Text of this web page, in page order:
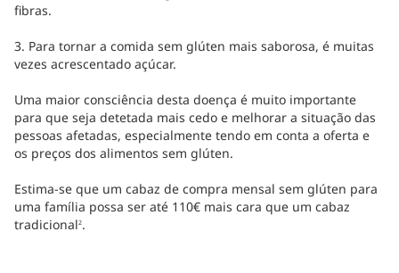
fibras.
3. Para tornar a comida sem glúten mais saborosa, é muitas
vezes acrescentado açúcar.
Uma maior consciência desta doença é muito importante
para que seja detetada mais cedo e melhorar a situação das
pessoas afetadas, especialmente tendo em conta a oferta e
os preços dos alimentos sem glúten.
Estima-se que um cabaz de compra mensal sem glúten para
uma família possa ser até 110€ mais cara que um cabaz
tradicional2.